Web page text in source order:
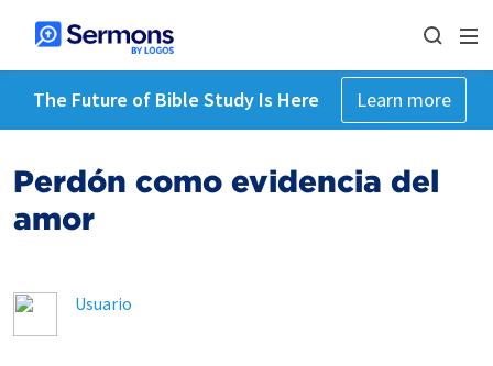
The Future of Bible Study Is Here Learn more
Perdón como evidencia del
amor
Usuario